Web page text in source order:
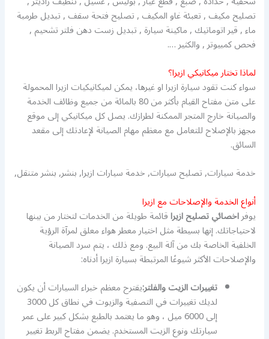
تصليح مكيف , تعبئة غاو المكيف , تصليح فتحة سقف , تبديل طرمبة
ماء , قير اتوماتيك , ماكينة سيارة , تبديل زست دهن فلتر تشحيم ,
فحص كمبيوتر , والكثير ….
لماذا تختار ميكانيكي ازيرا؟
سواء كنت تقود سيارة ازيرا او غيرها، يمكن لميكانيكيات ازيرا المحمولة
على متن مفتاح القيام بأكثر من 80 بالمائة من جميع وظائف الخدمة
والصيانة خارج المتجر الممكنة لطرازك. يصل كل ميكانيكي إلى موقع
مجهز بالإصلاح للتعامل مع معظم مهام الصيانة لإعادتك إلى مقعد
السائق.
خدمة سيارات, تصليح سيارات, خدمة سيارات ازيرا, بنشر, بنشر متنقل,
أنواع الخدمة والإصلاحات مع ازيرا
يوفراخصائي تصليح ازيراقائمة طويلة من الخدمات لتختار من بينها
لاحتياجاتك. إنها بسيطة مثل اختيار معطر هواء معلق لمرآة الرؤية
الخلفية الخاصة بك من آلة البيع. ومع ذلك ، يتم سرد الصيانة
والإصلاحات الأكثر شيوعًا المرتبطة بسيارة ازيرا أدناه:
تغييرات الزيت والفلتر:يقترح معظم خبراء السيارات أن يكون
لديك تغييرات في التصفية والزيوت في نطاق كل 3000
إلى 6000 ميل ، وهو ما يعتمد بالطبع بشكل كبير على عمر
سيارتك ونوع الزيت المستخدم. يضمن مفتاح الربط تغيير